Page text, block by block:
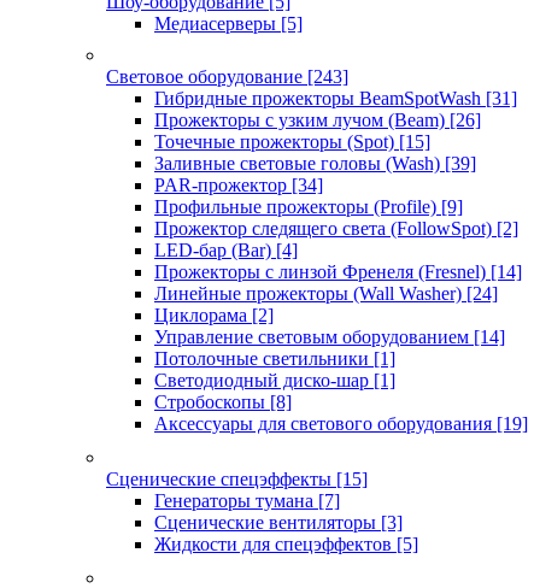
Медиасерверы [5]
Световое оборудование [243]
Гибридные прожекторы BeamSpotWash [31]
Прожекторы с узким лучом (Beam) [26]
Точечные прожекторы (Spot) [15]
Заливные световые головы (Wash) [39]
PAR-прожектор [34]
Профильные прожекторы (Profile) [9]
Прожектор следящего света (FollowSpot) [2]
LED-бар (Bar) [4]
Прожекторы с линзой Френеля (Fresnel) [14]
Линейные прожекторы (Wall Washer) [24]
Циклорама [2]
Управление световым оборудованием [14]
Потолочные светильники [1]
Светодиодный диско-шар [1]
Стробоскопы [8]
Аксессуары для светового оборудования [19]
Сценические спецэффекты [15]
Генераторы тумана [7]
Сценические вентиляторы [3]
Жидкости для спецэффектов [5]